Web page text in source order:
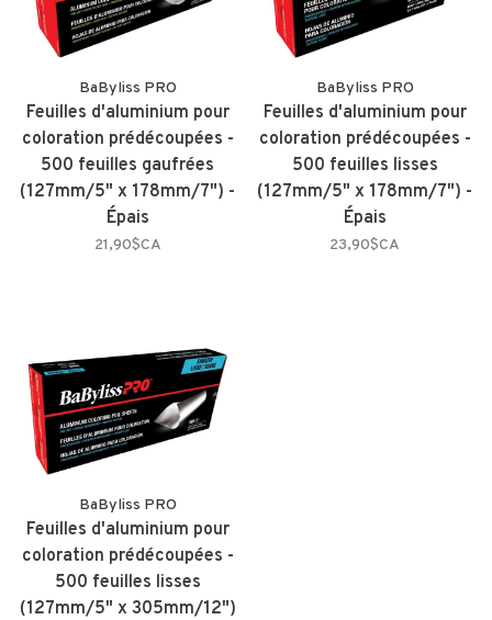
BaByliss PRO
Feuilles d'aluminium pour
coloration prédécoupées -
500 feuilles gaufrées
(127mm/5" x 178mm/7") -
Épais
21,90$CA
BaByliss PRO
Feuilles d'aluminium pour
coloration prédécoupées -
500 feuilles lisses
(127mm/5" x 178mm/7") -
Épais
23,90$CA
BaByliss PRO
Feuilles d'aluminium pour
coloration prédécoupées -
500 feuilles lisses
(127mm/5" x 305mm/12")